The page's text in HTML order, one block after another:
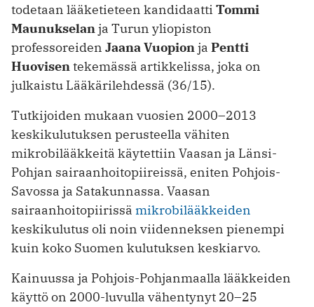
todetaan lääketieteen kandidaatti Tommi
Maunukselanja Turun yliopiston
professoreiden Jaana Vuopionja Pentti
Huovisentekemässä artikkelissa, joka on
julkaistu Lääkärilehdessä (36/15).
Tutkijoiden mukaan vuosien 2000–2013
keskikulutuksen perusteella vähiten
mikrobilääkkeitä käytettiin Vaasan ja Länsi-
Pohjan sairaanhoitopiireissä, eniten Pohjois-
Savossa ja Satakunnassa. Vaasan
sairaanhoitopiirissä mikrobilääkkeiden
keskikulutus oli noin viidenneksen pienempi
kuin koko Suomen kulutuksen keskiarvo.
Kainuussa ja Pohjois-Pohjanmaalla lääkkeiden
käyttö on 2000-luvulla vähentynyt 20–25